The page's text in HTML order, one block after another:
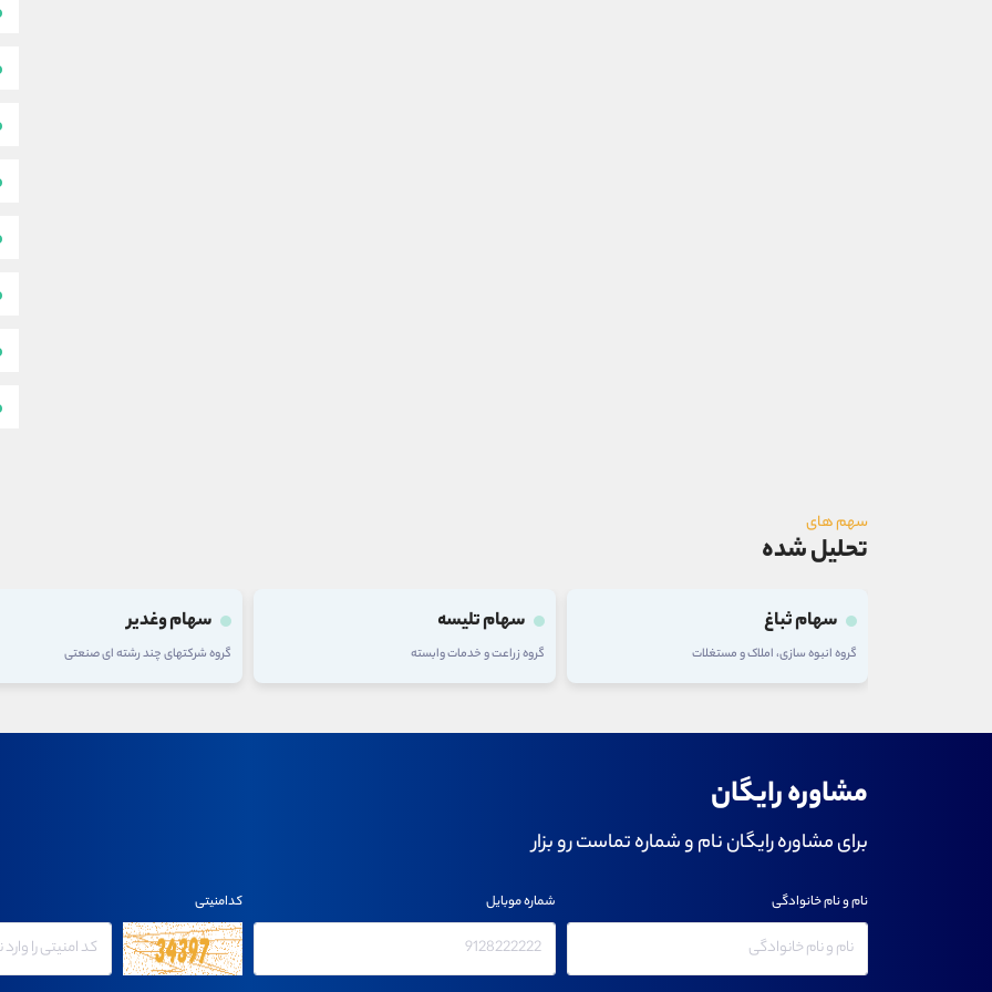
سهم های
تحلیل شده
سهام ثباغ
گروه انبوه سازی، املاک و مستغلات
سهام تلیسه
گروه زراعت و خدمات وابسته
سهام وغدیر
گروه شرکتهای چند رشته ای صنعتی
مشاوره رایگان
برای مشاوره رایگان نام و شماره تماست رو بزار
نام و نام خانوادگی شماره موبایل کدامنیتی